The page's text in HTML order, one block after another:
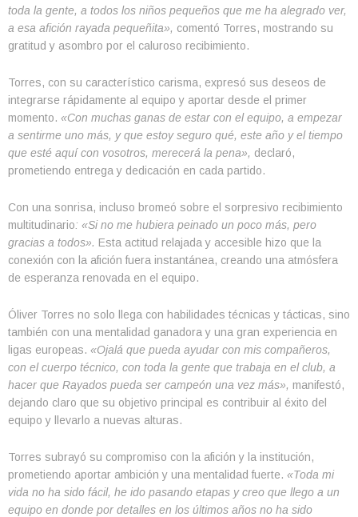
toda la gente, a todos los niños pequeños que me ha alegrado ver,
a esa afición rayada pequeñita», comentó Torres, mostrando su
gratitud y asombro por el caluroso recibimiento.
Torres, con su característico carisma, expresó sus deseos de
integrarse rápidamente al equipo y aportar desde el primer
momento. «Con muchas ganas de estar con el equipo, a empezar
a sentirme uno más, y que estoy seguro qué, este año y el tiempo
que esté aquí con vosotros, merecerá la pena», declaró,
prometiendo entrega y dedicación en cada partido.
Con una sonrisa, incluso bromeó sobre el sorpresivo recibimiento
multitudinario: «Si no me hubiera peinado un poco más, pero
gracias a todos». Esta actitud relajada y accesible hizo que la
conexión con la afición fuera instantánea, creando una atmósfera
de esperanza renovada en el equipo.
Óliver Torres no solo llega con habilidades técnicas y tácticas, sino
también con una mentalidad ganadora y una gran experiencia en
ligas europeas. «Ojalá que pueda ayudar con mis compañeros,
con el cuerpo técnico, con toda la gente que trabaja en el club, a
hacer que Rayados pueda ser campeón una vez más», manifestó,
dejando claro que su objetivo principal es contribuir al éxito del
equipo y llevarlo a nuevas alturas.
Torres subrayó su compromiso con la afición y la institución,
prometiendo aportar ambición y una mentalidad fuerte. «Toda mi
vida no ha sido fácil, he ido pasando etapas y creo que llego a un
equipo en donde por detalles en los últimos años no ha sido